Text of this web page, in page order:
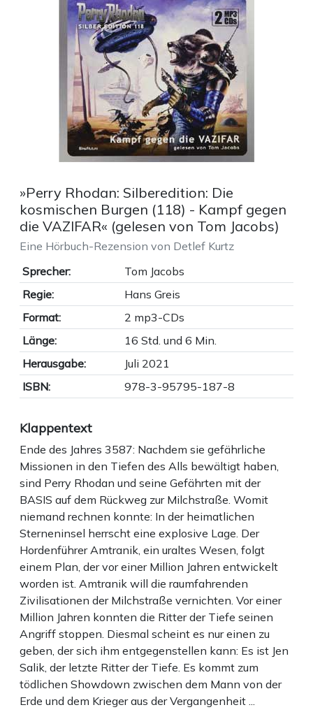
»Perry Rhodan: Silberedition: Die
kosmischen Burgen (118) - Kampf gegen
die VAZIFAR« (gelesen von Tom Jacobs)
Eine Hörbuch-Rezension von Detlef Kurtz
Sprecher:
Tom Jacobs
Regie:
Hans Greis
Format:
2 mp3-CDs
Länge:
16 Std. und 6 Min.
Herausgabe:
Juli 2021
ISBN:
978-3-95795-187-8
Klappentext
Ende des Jahres 3587: Nachdem sie gefährliche
Missionen in den Tiefen des Alls bewältigt haben,
sind Perry Rhodan und seine Gefährten mit der
BASIS auf dem Rückweg zur Milchstraße. Womit
niemand rechnen konnte: In der heimatlichen
Sterneninsel herrscht eine explosive Lage. Der
Hordenführer Amtranik, ein uraltes Wesen, folgt
einem Plan, der vor einer Million Jahren entwickelt
worden ist. Amtranik will die raumfahrenden
Zivilisationen der Milchstraße vernichten. Vor einer
Million Jahren konnten die Ritter der Tiefe seinen
Angriff stoppen. Diesmal scheint es nur einen zu
geben, der sich ihm entgegenstellen kann: Es ist Jen
Salik, der letzte Ritter der Tiefe. Es kommt zum
tödlichen Showdown zwischen dem Mann von der
Erde und dem Krieger aus der Vergangenheit ...